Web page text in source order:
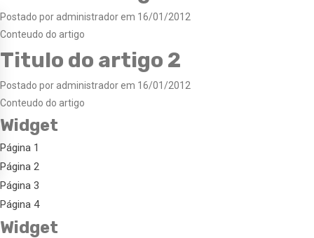
Postado por administrador em 16/01/2012
Conteudo do artigo
Titulo do artigo 2
Postado por administrador em 16/01/2012
Conteudo do artigo
Widget
Página 1
Página 2
Página 3
Página 4
Widget